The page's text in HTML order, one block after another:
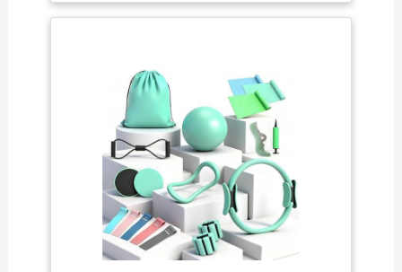
un rebondissement puissant. Tonifiez vos
Pratique : Grâce à sa conception pliable, cet
appareil Pilates reformer portable est plus facile à
ranger et à transporter. Il est parfait pour une
utilisation à la maison, au bureau ou à la salle de
sport. Permet d'expérimenter le plaisir de
l'exercice dans différents endroits Fonction de
Chronométrage Intelligent : Ce planche de Pilate
est équipé d'un écran d'affichage numérique et
d'une minuterie intégrée précise, offrant des
fonctions de chronométrage en temps réel et de
compte à rebours, contrôlant intelligemment la